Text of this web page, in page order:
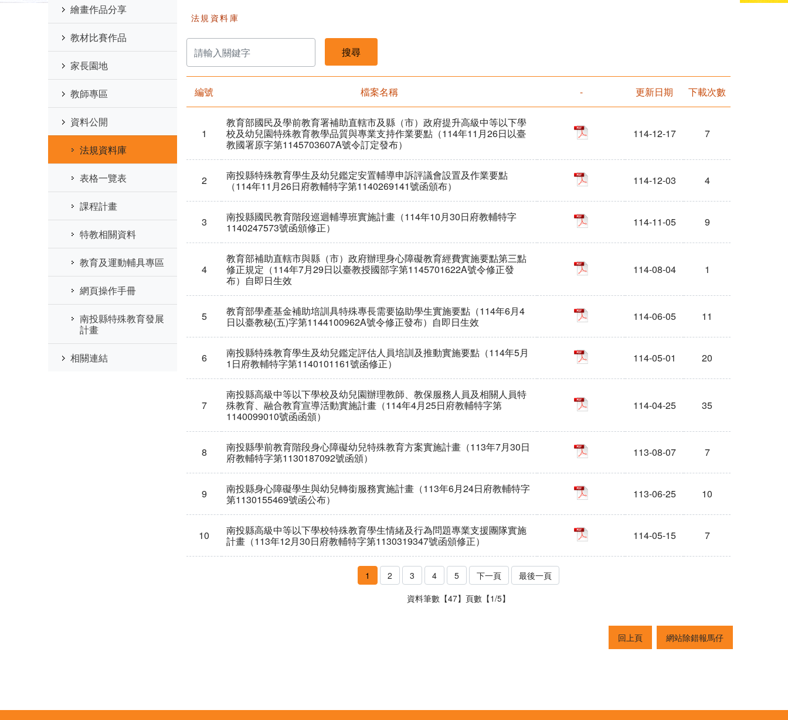
繪畫作品分享
教材比賽作品
家長園地
教師專區
資料公開
法規資料庫
表格一覽表
課程計畫
特教相關資料
教育及運動輔具專區
網頁操作手冊
南投縣特殊教育發展
計畫
相關連結
法規資料庫
請
輸
入
關
鍵
字編號 檔案名稱 - 更新日期 下載次數
1
教育部國民及學前教育署補助直轄市及縣（市）政府提升高級中等以下學
校及幼兒園特殊教育教學品質與專業支持作業要點（114年11月26日以臺
教國署原字第1145703607A號令訂定發布）
114-12-17 7
2
南投縣特殊教育學生及幼兒鑑定安置輔導申訴評議會設置及作業要點
（114年11月26日府教輔特字第1140269141號函頒布）
114-12-03 4
3
南投縣國民教育階段巡迴輔導班實施計畫（114年10月30日府教輔特字
1140247573號函頒修正）
114-11-05 9
4
教育部補助直轄市與縣（市）政府辦理身心障礙教育經費實施要點第三點
修正規定（114年7月29日以臺教授國部字第1145701622A號令修正發
布）自即日生效
114-08-04 1
5
教育部學產基金補助培訓具特殊專長需要協助學生實施要點（114年6月4
日以臺教秘(五)字第1144100962A號令修正發布）自即日生效
114-06-05 11
6
南投縣特殊教育學生及幼兒鑑定評估人員培訓及推動實施要點（114年5月
1日府教輔特字第1140101161號函修正）
114-05-01 20
7
南投縣高級中等以下學校及幼兒園辦理教師、教保服務人員及相關人員特
殊教育、融合教育宣導活動實施計畫（114年4月25日府教輔特字第
1140099010號函函頒）
114-04-25 35
8
南投縣學前教育階段身心障礙幼兒特殊教育方案實施計畫（113年7月30日
府教輔特字第1130187092號函頒）
113-08-07 7
9
南投縣身心障礙學生與幼兒轉銜服務實施計畫（113年6月24日府教輔特字
第1130155469號函公布）
113-06-25 10
10
南投縣高級中等以下學校特殊教育學生情緒及行為問題專業支援團隊實施
計畫（113年12月30日府教輔特字第1130319347號函頒修正）
114-05-15 7
1 2 3 4 5 下一頁
最後一頁
資料筆數【47】頁數【1/5】
回上頁 網站除錯報馬仔